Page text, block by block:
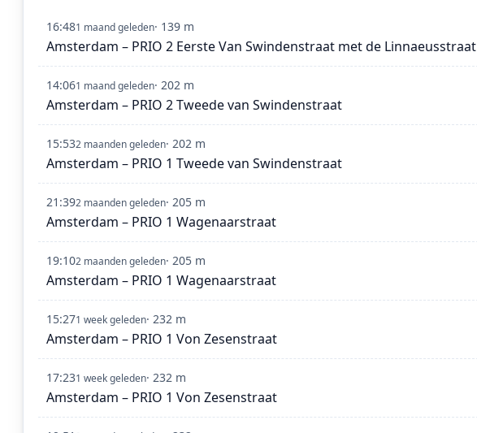
16:481 maand geleden· 139 m
Amsterdam – PRIO 2 Eerste Van Swindenstraat met de Linnaeusstraat
14:061 maand geleden· 202 m
Amsterdam – PRIO 2 Tweede van Swindenstraat
15:532 maanden geleden· 202 m
Amsterdam – PRIO 1 Tweede van Swindenstraat
21:392 maanden geleden· 205 m
Amsterdam – PRIO 1 Wagenaarstraat
19:102 maanden geleden· 205 m
Amsterdam – PRIO 1 Wagenaarstraat
15:271 week geleden· 232 m
Amsterdam – PRIO 1 Von Zesenstraat
17:231 week geleden· 232 m
Amsterdam – PRIO 1 Von Zesenstraat